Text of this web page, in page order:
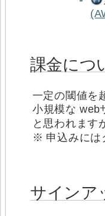
課金につ
一定の閾値を
小規模な web
と思われます
※ 申込みには
サインア